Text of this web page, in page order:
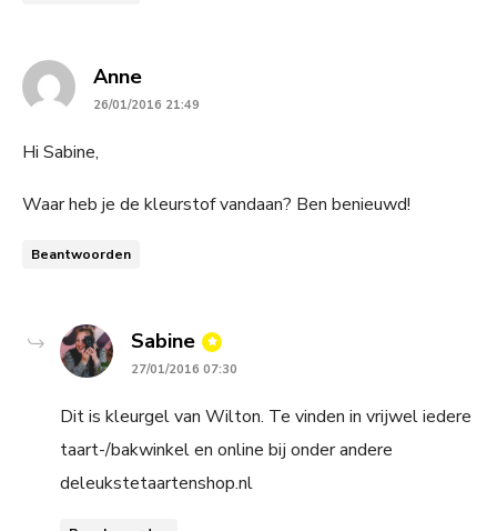
Annesays:
26/01/2016 21:49
Hi Sabine,
Waar heb je de kleurstof vandaan? Ben benieuwd!
Beantwoorden
Sabine says:
27/01/2016 07:30
Dit is kleurgel van Wilton. Te vinden in vrijwel iedere
taart-/bakwinkel en online bij onder andere
deleukstetaartenshop.nl